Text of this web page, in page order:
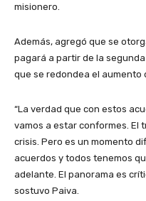
misionero.
Además, agregó que se
pagará a partir de la
que se redondea el aumento
“La verdad que con estos
vamos a estar conformes. El
crisis. Pero es un momento
acuerdos y todos tenemos
adelante. El panorama es
sostuvo Paiva.